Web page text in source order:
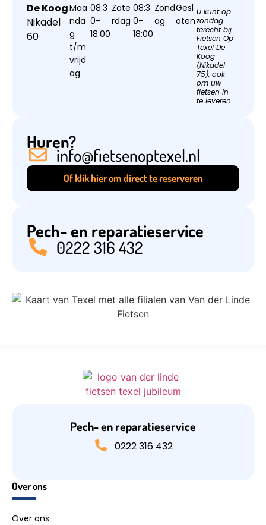
De Koog
Nikadel
60
Maa
nda
g
t/m
vrijd
ag
08:3
0-
18:00
Zate
rdag
08:3
0-
18:00
Zond
ag
Gesl
oten
U kunt op
zondag
terecht bij
Fietsen Op
Texel De
Koog
(Nikadel
75), ook
om uw
fietsen in
te leveren.​
Huren?
info@fietsenoptexel.nl
Of klik hier om direct te reserveren
Pech- en reparatieservice
0222 316 432
Pech- en reparatieservice
0222 316 432
Over ons
Over ons